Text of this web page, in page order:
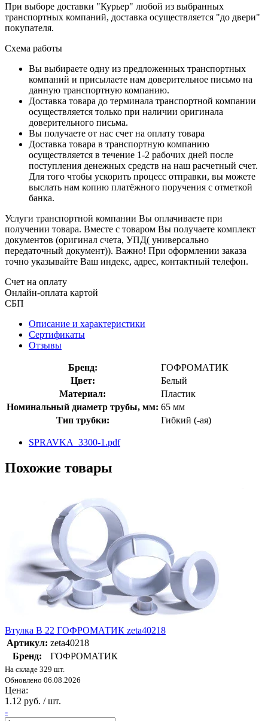
При выборе доставки "Курьер" любой из выбранных
транспортных компаний, доставка осуществляется "до двери"
покупателя.
Схема работы
Вы выбираете одну из предложенных транспортных
компаний и присылаете нам доверительное письмо на
данную транспортную компанию.
Доставка товара до терминала транспортной компании
осуществляется только при наличии оригинала
доверительного письма.
Вы получаете от нас счет на оплату товара
Доставка товара в транспортную компанию
осуществляется в течение 1-2 рабочих дней после
поступления денежных средств на наш расчетный счет.
Для того чтобы ускорить процесс отправки, вы можете
выслать нам копию платёжного поручения с отметкой
банка.
Услуги транспортной компании Вы оплачиваете при
получении товара. Вместе с товаром Вы получаете комплект
документов (оригинал счета, УПД( универсально
передаточный документ)). Важно! При оформлении заказа
точно указывайте Ваш индекс, адрес, контактный телефон.
Счет на оплату
Онлайн-оплата картой
СБП
Описание и характеристики
Сертификаты
Отзывы
Бренд:
ГОФРОМАТИК
Цвет:
Белый
Материал:
Пластик
Номинальный диаметр трубы, мм: 65 мм
Тип трубки:
Гибкий (-ая)
SPRAVKA_3300-1.pdf
Похожие товары
Втулка В 22 ГОФРОМАТИК zeta40218
Артикул: zeta40218
Бренд:
ГОФРОМАТИК
На складе 329 шт.
Обновлено 06.08.2026
Цена:
1.12 руб. / шт.
-